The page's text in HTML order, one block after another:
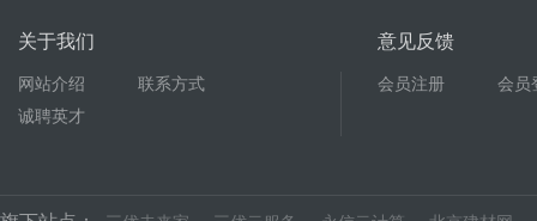
关于我们
网站介绍
联系方式
诚聘英才
意见反馈
会员注册 会员